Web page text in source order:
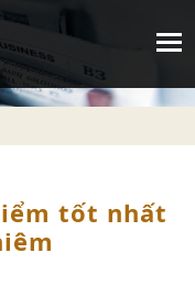
tốt nhất